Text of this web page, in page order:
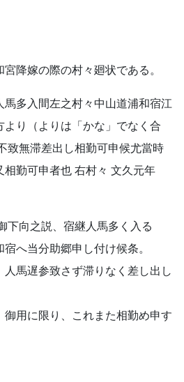
降嫁の際の村々廻状である。
多入間左之村々中山道浦和宿江
り（よりは「かな」でなく合
致無滞差出し相勤可申候尤當時
勤可申者也 右村々 文久元年
下向之説、宿継人馬多く入る
へ当分助郷申し付け候条。
馬遅参致さず滞りなく差し出し
御用に限り、これまた相勤め申す